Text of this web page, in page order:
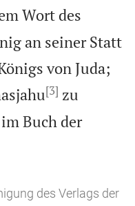
Wort des
an seiner Statt
von Juda;
[3] zu
Buch der
des Verlags der